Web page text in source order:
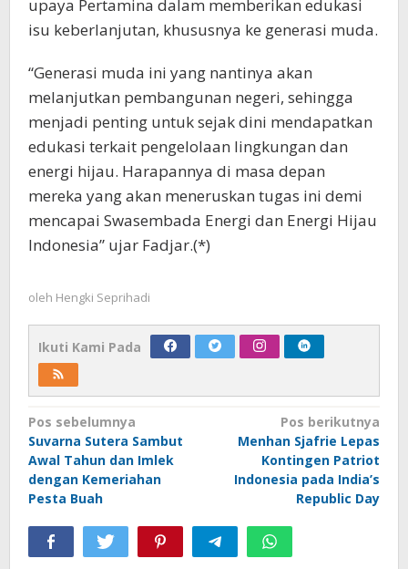
upaya Pertamina dalam memberikan edukasi
isu keberlanjutan, khususnya ke generasi muda.
“Generasi muda ini yang nantinya akan
melanjutkan pembangunan negeri, sehingga
menjadi penting untuk sejak dini mendapatkan
edukasi terkait pengelolaan lingkungan dan
energi hijau. Harapannya di masa depan
mereka yang akan meneruskan tugas ini demi
mencapai Swasembada Energi dan Energi Hijau
Indonesia” ujar Fadjar.(*)
oleh Hengki Seprihadi
Ikuti Kami Pada
Navigasi
pos
Pos sebelumnya
Suvarna Sutera Sambut
Awal Tahun dan Imlek
dengan Kemeriahan
Pesta Buah
Pos berikutnya
Menhan Sjafrie Lepas
Kontingen Patriot
Indonesia pada India’s
Republic Day